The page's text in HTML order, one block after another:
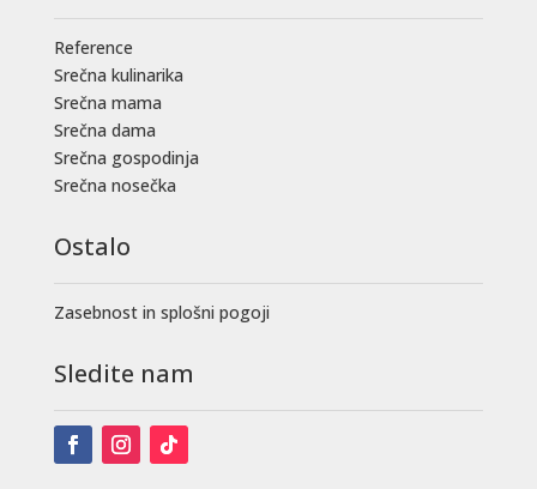
Reference
Srečna kulinarika
Srečna mama
Srečna dama
Srečna gospodinja
Srečna nosečka
Ostalo
Zasebnost in splošni pogoji
Sledite nam